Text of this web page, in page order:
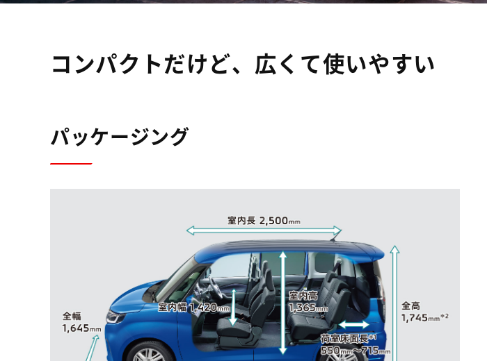
コンパクトだけど、広くて使いやすい
パッケージング